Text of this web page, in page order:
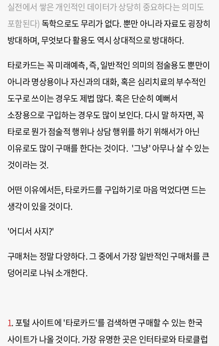
실전에서 쌓은 개인적인 데이터가 상당히 중요하다는 의미도
포함된다) 독학으로도 무리가 없다. 뿐만 아니라 자료도 굉장히
방대하며, 무엇보다 활용도 역시 상대적으로 방대하다.
타로카드는 꼭 미래예측, 즉, 일반적인 의미의 점술용도 뿐만이
아니라 명상용이나 자신과의 대화, 혹은 심리치료의 부수적인
도구로 쓰이는 경우도 제법 많다. 혹은 단순히 예뻐서
소장용으로 구입하는 경우도 많이 보인다. 다시 말 하자면, 꼭
타로로 뭔가 점술적 행위나 상담 행위를 하기 위해서가 아닌
이유로도 많이 구매를 한다는 것이다. '그냥' 아무나 살 수 있는
것이라는 것.
어떤 이유에서든, 타로카드를 구입하기로 마음 먹었다면 드는
생각이 있을 것이다.
'어디서 사지?'
구매처는 정말 다양하다. 그 중에서 가장 일반적인 구매처를 큰
덩어리로 나눠 소개한다.
1. 포털 사이트에 '타로카드'를 검색하면 구매할 수 있는 한국
사이트가 나올 것이다. 가장 유명한 곳은 인터타로와 타로클럽